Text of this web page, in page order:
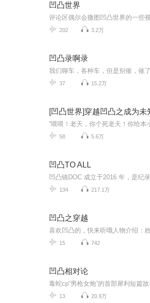
凹凸世界
202 3.2万
凹凸录啊录
我们聊车，各种车，但是别催，催
37 15.2万
[凹凸世界]穿越凹凸之成为未
58 5.6万
凹凸TO ALL
134 217.1万
凹凸之穿越
15 742
凹凸相对论
13 20.9万